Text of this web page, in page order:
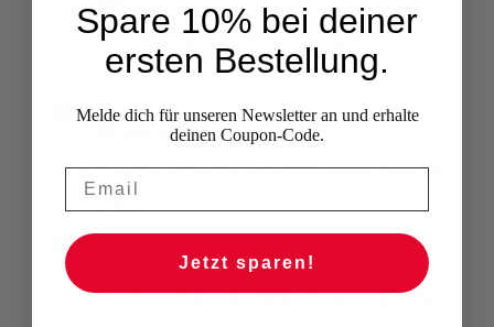
Warheads Galactic Cubes
Toxic Waste Green Sour Candy
Toxic Waste Red Sour Candy
Spare 10% bei deiner
ersten Bestellung.
Melde dich für unseren Newsletter an und erhalte
deinen Coupon-Code.
Jetzt sparen!